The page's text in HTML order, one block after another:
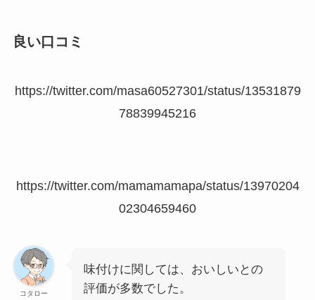
良い口コミ
https://twitter.com/masa60527301/status/13531879
78839945216
https://twitter.com/mamamamapa/status/13970204
02304659460
コタロー
味付けに関しては、おいしいとの
評価が多数でした。